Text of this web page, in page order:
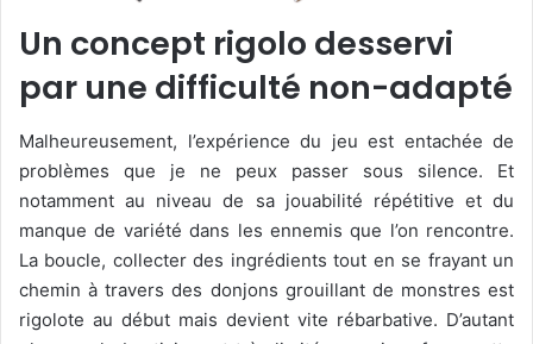
Un concept rigolo desservi
par une difficulté non-adapté
Malheureusement, l’expérience du jeu est entachée de
problèmes que je ne peux passer sous silence. Et
notamment au niveau de sa jouabilité répétitive et du
manque de variété dans les ennemis que l’on rencontre.
La boucle, collecter des ingrédients tout en se frayant un
chemin à travers des donjons grouillant de monstres est
rigolote au début mais devient vite rébarbative. D’autant